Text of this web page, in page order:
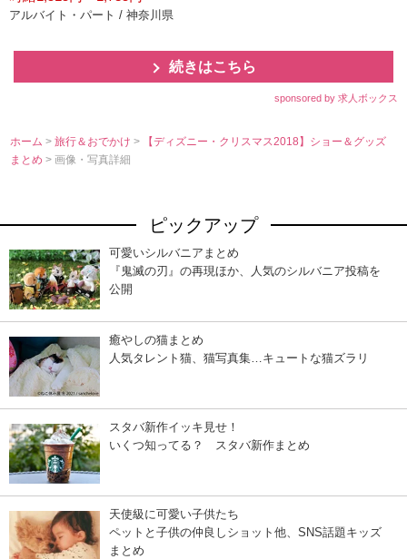
アルバイト・パート / 神奈川県
続きはこちら
sponsored by 求人ボックス
ホーム >旅行＆おでかけ>
【ディズニー・クリスマス2018】ショー＆グッズ
まとめ> 画像・写真詳細
ピックアップ
可愛いシルバニアまとめ
『鬼滅の刃』の再現ほか、人気のシルバニア投稿を
公開
癒やしの猫まとめ
人気タレント猫、猫写真集…キュートな猫ズラリ
スタバ新作イッキ見せ！
いくつ知ってる？ スタバ新作まとめ
天使級に可愛い子供たち
ペットと子供の仲良しショット他、SNS話題キッズ
まとめ